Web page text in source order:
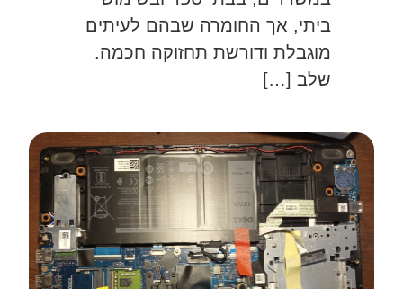
ביתי, אך החומרה שבהם לעיתים
מוגבלת ודורשת תחזוקה חכמה.
שלב […]